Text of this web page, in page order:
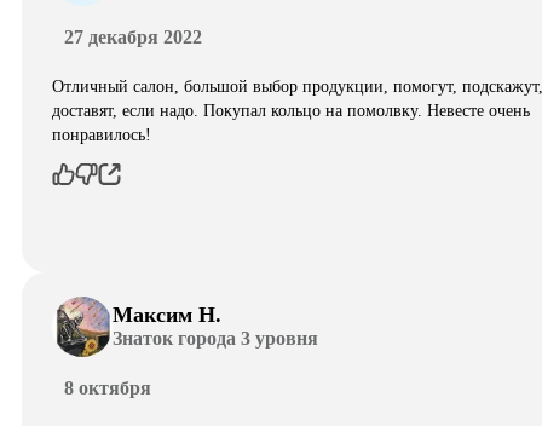
27 декабря 2022
Отличный салон, большой выбор продукции, помогут, подскажут,
доставят, если надо. Покупал кольцо на помолвку. Невесте очень
понравилось!
Максим Н.
Знаток города 3 уровня
8 октября